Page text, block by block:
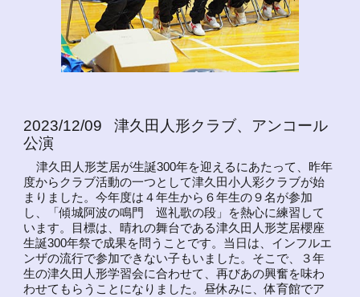
2023/12/09 津久田人形クラブ、アンコール
公演
津久田人形芝居が生誕300年を迎えるにあたって、昨年
度からクラブ活動の一つとして津久田小人彩クラブが始
まりました。今年度は４年生から６年生の９名が参加
し、「傾城阿波の鳴門 巡礼歌の段」を熱心に練習して
います。目標は、晴れの舞台である津久田人形芝居櫻座
生誕300年祭で成果を問うことです。当日は、インフルエ
ンザの流行で参加できない子もいました。そこで、３年
生の津久田人形学習会に合わせて、再びあの興奮を味わ
わせてもらうことになりました。昼休みに、体育館でア